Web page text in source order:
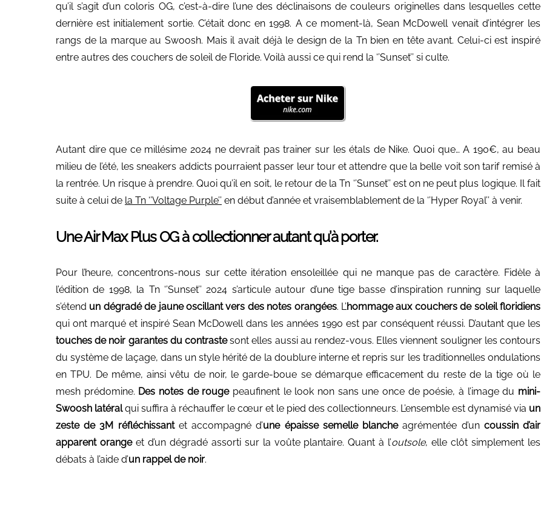
qu’il s’agit d’un coloris OG, c’est-à-dire l’une des déclinaisons de couleurs originelles dans lesquelles cette
dernière est initialement sortie. C’était donc en 1998. A ce moment-là, Sean McDowell venait d’intégrer les
rangs de la marque au Swoosh. Mais il avait déjà le design de la Tn bien en tête avant. Celui-ci est inspiré
entre autres des couchers de soleil de Floride. Voilà aussi ce qui rend la ‘’Sunset’’ si culte.
Autant dire que ce millésime 2024 ne devrait pas trainer sur les étals de Nike. Quoi que… A 190€, au beau
milieu de l’été, les sneakers addicts pourraient passer leur tour et attendre que la belle voit son tarif remisé à
la rentrée. Un risque à prendre. Quoi qu’il en soit, le retour de la Tn ‘’Sunset’’ est on ne peut plus logique. Il fait
suite à celui de la Tn ‘’Voltage Purple’’ en début d’année et vraisemblablement de la ‘’Hyper Royal’’ à venir.
Une Air Max Plus OG à collectionner autant qu’à porter.
Pour l’heure, concentrons-nous sur cette itération ensoleillée qui ne manque pas de caractère. Fidèle à
l’édition de 1998, la Tn ‘’Sunset’’ 2024 s’articule autour d’une tige basse d’inspiration running sur laquelle
s’étend un dégradé de jaune oscillant vers des notes orangées. L’hommage aux couchers de soleil floridiens
qui ont marqué et inspiré Sean McDowell dans les années 1990 est par conséquent réussi. D’autant que les
touches de noir garantes du contrastesont elles aussi au rendez-vous. Elles viennent souligner les contours
du système de laçage, dans un style hérité de la doublure interne et repris sur les traditionnelles ondulations
en TPU. De même, ainsi vêtu de noir, le garde-boue se démarque efficacement du reste de la tige où le
mesh prédomine. Des notes de rougepeaufinent le look non sans une once de poésie, à l’image du mini-
Swoosh latéralqui suffira à réchauffer le cœur et le pied des collectionneurs. L’ensemble est dynamisé via un
zeste de 3M réfléchissantet accompagné d’une épaisse semelle blancheagrémentée d’un coussin d’air
apparent orangeet d’un dégradé assorti sur la voûte plantaire. Quant à l’outsole, elle clôt simplement les
débats à l’aide d’un rappel de noir.